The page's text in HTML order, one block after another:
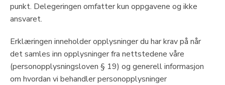
punkt. Delegeringen omfatter kun oppgavene og ikke
ansvaret.
Erklæringen inneholder opplysninger du har krav på når
det samles inn opplysninger fra nettstedene våre
(personopplysningsloven § 19) og generell informasjon
om hvordan vi behandler personopplysninger